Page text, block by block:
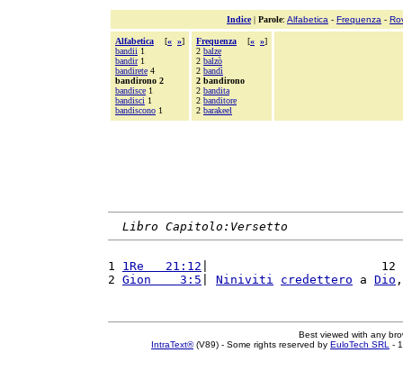
Indice| Parole: Alfabetica - Frequenza -
Alfabetica [« »]
bandii 1
bandir1
bandirete 4
bandirono 2
bandisce 1
bandisci 1
bandiscono 1
Frequenza [« »]
2 balze
2 balzò
2 bandì
2 bandirono
2 bandita
2 banditore
2 barakeel
Libro Capitolo:Versetto
1 1Re   21:12 |                        12
2 Gion    3:5 Niniviti credettero a Dio
Best viewed with any
IntraText®(V89) - Some rights reserved by EuloTech SRL -